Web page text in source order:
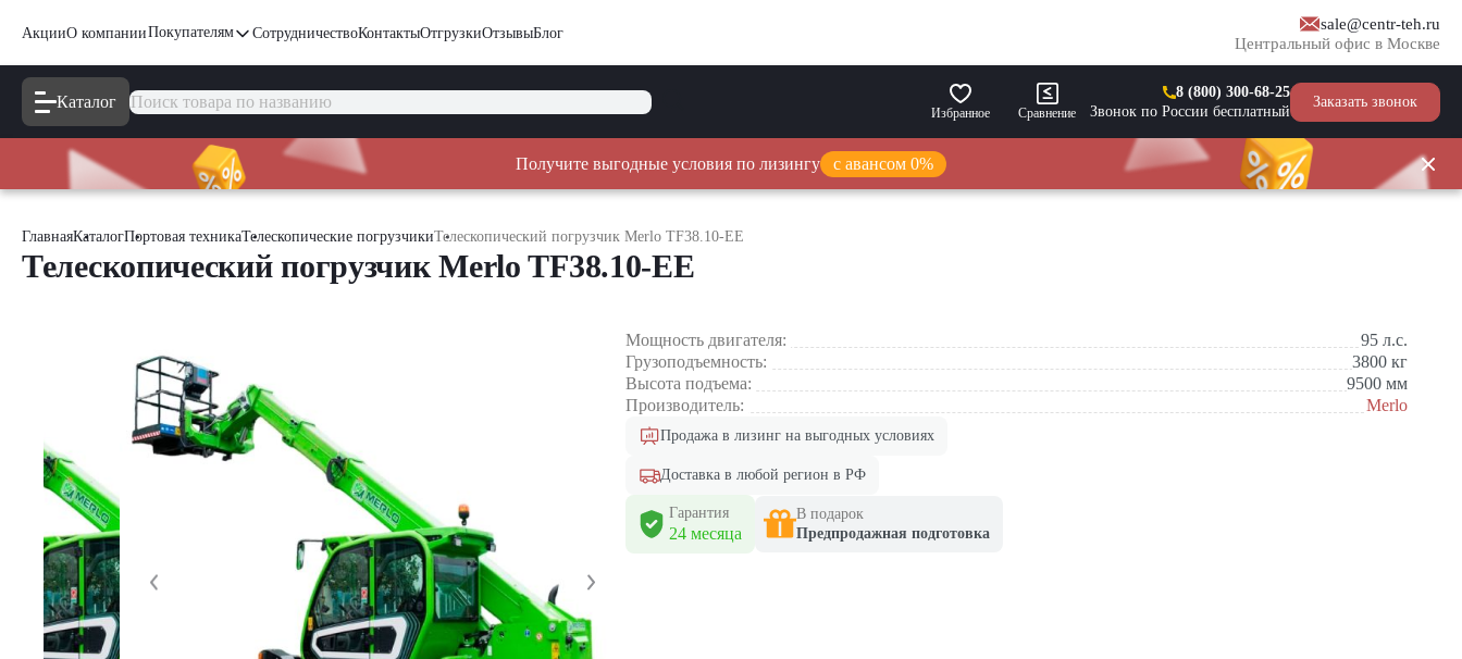
АкцииО компанииПокупателям СотрудничествоКонтактыОтгрузкиОтзывыБлог
sale@centr-teh.ru
Центральный офис в Москве
Каталог
Избранное Сравнение
8 (800) 300-68-25
Звонок по России бесплатный
Заказать звонок
Получите выгодные условия по лизингу с авансом 0%
ГлавнаяКаталогПортовая техникаТелескопические погрузчикиТелескопический погрузчик Merlo TF38.10-EE
Телескопический погрузчик Merlo TF38.10-EE
Мощность двигателя: 95 л.с.
Грузоподъемность:
3800 кг
Высота подъема:
9500 мм
Производитель:
Merlo
Продажа в лизинг на выгодных условиях
Доставка в любой регион в РФ
Гарантия
24 месяца
В подарок
Предпродажная подготовка